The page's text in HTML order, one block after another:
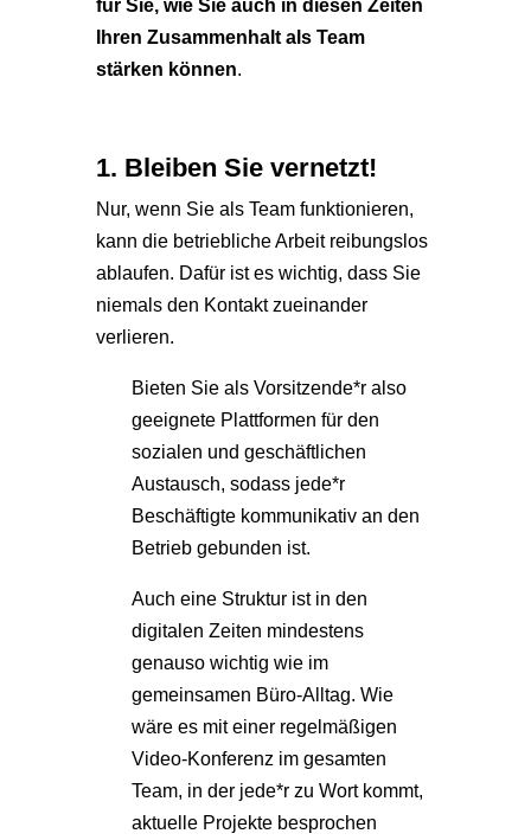
für Sie, wie Sie auch in diesen Zeiten
Ihren Zusammenhalt als Team
stärken können.
1. Bleiben Sie vernetzt!
Nur, wenn Sie als Team funktionieren,
kann die betriebliche Arbeit reibungslos
ablaufen. Dafür ist es wichtig, dass Sie
niemals den Kontakt zueinander
verlieren.
Bieten Sie als Vorsitzende*r also
geeignete Plattformen für den
sozialen und geschäftlichen
Austausch, sodass jede*r
Beschäftigte kommunikativ an den
Betrieb gebunden ist.
Auch eine Struktur ist in den
digitalen Zeiten mindestens
genauso wichtig wie im
gemeinsamen Büro-Alltag. Wie
wäre es mit einer regelmäßigen
Video-Konferenz im gesamten
Team, in der jede*r zu Wort kommt,
aktuelle Projekte besprochen